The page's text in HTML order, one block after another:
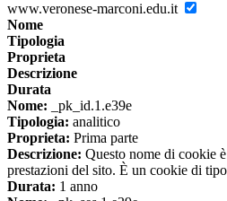
www.veronese-marconi.edu.it
Nome
Tipologia
Proprieta
Descrizione
Durata
Nome: _pk_id.1.e39e
Tipologia: analitico
Proprieta: Prima parte
Descrizione: Questo nome di cookie
prestazioni del sito. È un cookie di
Durata: 1 anno